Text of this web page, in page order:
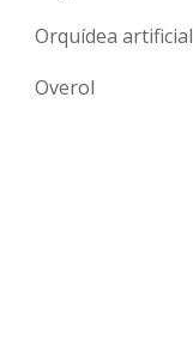
Orquídea artificial
Overol